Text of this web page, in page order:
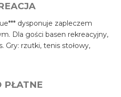
dysponuje zapleczem
Dla gości basen rekreacyjny,
Gry: rzutki, tenis stołowy,
PŁATNE